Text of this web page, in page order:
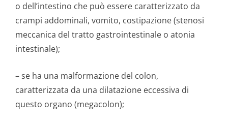
o dell’intestino che può essere caratterizzato da
crampi addominali, vomito, costipazione (stenosi
meccanica del tratto gastrointestinale o atonia
intestinale);
– se ha una malformazione del colon,
caratterizzata da una dilatazione eccessiva di
questo organo (megacolon);